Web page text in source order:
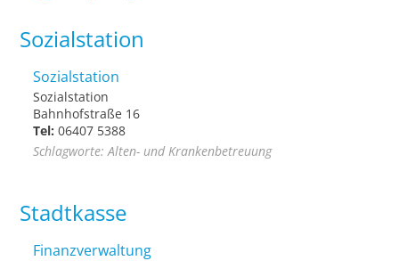
Sozialstation
Sozialstation
Sozialstation
Bahnhofstraße 16
Tel: 06407 5388
Schlagworte: Alten- und Krankenbetreuung
Stadtkasse
Finanzverwaltung